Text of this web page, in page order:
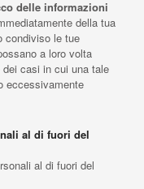
delle informazioni
della tua
condiviso le tue
a loro volta
casi in cui una tale
eccessivamente
al di fuori del
al di fuori del